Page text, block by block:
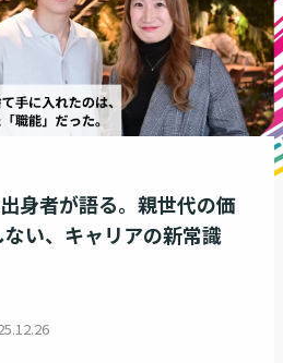
身者が語る。親世代の価
い、キャリアの新常識